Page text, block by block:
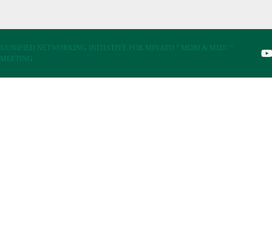
©UNIFIED NETWORKING INITIATIVE FOR MINATO “ MORI & MIZU “
MEETING